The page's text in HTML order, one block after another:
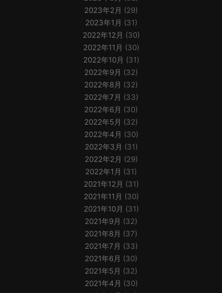
2023年2月 (29)
2023年1月 (31)
2022年12月 (30)
2022年11月 (30)
2022年10月 (31)
2022年9月 (32)
2022年8月 (32)
2022年7月 (33)
2022年6月 (30)
2022年5月 (32)
2022年4月 (30)
2022年3月 (31)
2022年2月 (29)
2022年1月 (31)
2021年12月 (31)
2021年11月 (30)
2021年10月 (31)
2021年9月 (32)
2021年8月 (37)
2021年7月 (33)
2021年6月 (30)
2021年5月 (32)
2021年4月 (30)